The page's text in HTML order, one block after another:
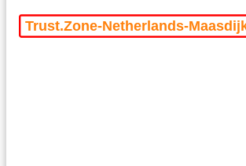
Trust.Zone-Netherlands-